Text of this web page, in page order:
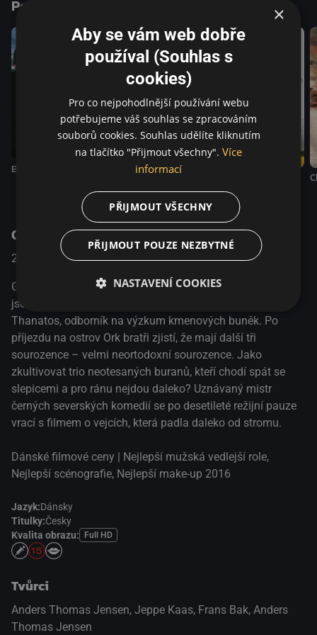
Podobné tituly
Blikající světla
Dokonalý pacient
O pořadu
2015 Německo / Dánsko Komedie / Drama
Gabriel a Elias se u smrtelného lože svého otce dozví, že
jsou adoptovaní. Jejich biologickým otcem je Evelio
Thanatos, odborník na výzkum kmenových buněk. Po
příjezdu na ostrov Ork bratři zjistí, že mají další tři
sourozence – velmi neortodoxní sourozence. Jako
zkultivovat trio neotesaných buranů, kteří chodí spát se
slepicemi a pro ránu nejdou daleko? Uznávaný mistr
černých severských komedií se po desetileté režijní pauze
vrací s filmem o vejcích, která padla daleko od stromu.
Dánské filmové ceny | Nejlepší mužská vedlejší role,
Nejlepší scénografie, Nejlepší make-up 2016
Jazyk:Dánsky
Titulky:Česky
Kvalita obrazu:
Full HD
Tvůrci
Anders Thomas Jensen, Jeppe Kaas, Frans Bak, Anders
Thomas Jensen
×
Aby se vám web dobře
používal (Souhlas s
cookies)
Pro co nejpohodlnější používání webu
potřebujeme váš souhlas se zpracováním
souborů cookies. Souhlas udělíte kliknutím
na tlačítko "Přijmout všechny". Více
informací
PŘIJMOUT VŠECHNY
PŘIJMOUT POUZE NEZBYTNÉ
NASTAVENÍ COOKIES